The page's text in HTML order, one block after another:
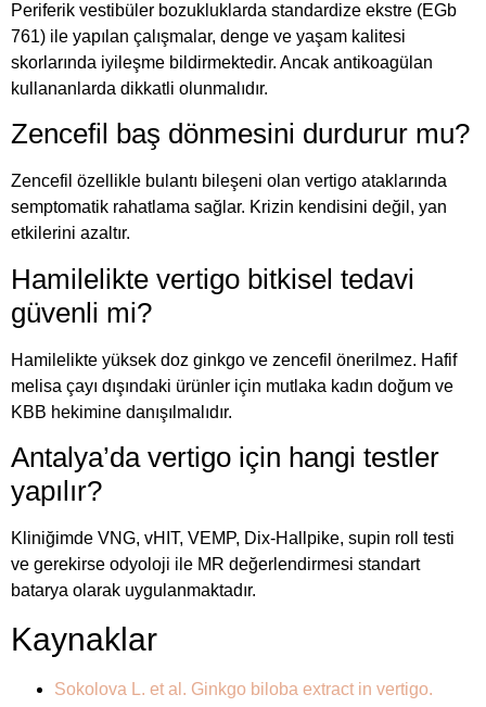
Periferik vestibüler bozukluklarda standardize ekstre (EGb
761) ile yapılan çalışmalar, denge ve yaşam kalitesi
skorlarında iyileşme bildirmektedir. Ancak antikoagülan
kullananlarda dikkatli olunmalıdır.
Zencefil baş dönmesini durdurur mu?
Zencefil özellikle bulantı bileşeni olan vertigo ataklarında
semptomatik rahatlama sağlar. Krizin kendisini değil, yan
etkilerini azaltır.
Hamilelikte vertigo bitkisel tedavi
güvenli mi?
Hamilelikte yüksek doz ginkgo ve zencefil önerilmez. Hafif
melisa çayı dışındaki ürünler için mutlaka kadın doğum ve
KBB hekimine danışılmalıdır.
Antalya’da vertigo için hangi testler
yapılır?
Kliniğimde VNG, vHIT, VEMP, Dix-Hallpike, supin roll testi
ve gerekirse odyoloji ile MR değerlendirmesi standart
batarya olarak uygulanmaktadır.
Kaynaklar
Sokolova L. et al. Ginkgo biloba extract in vertigo.